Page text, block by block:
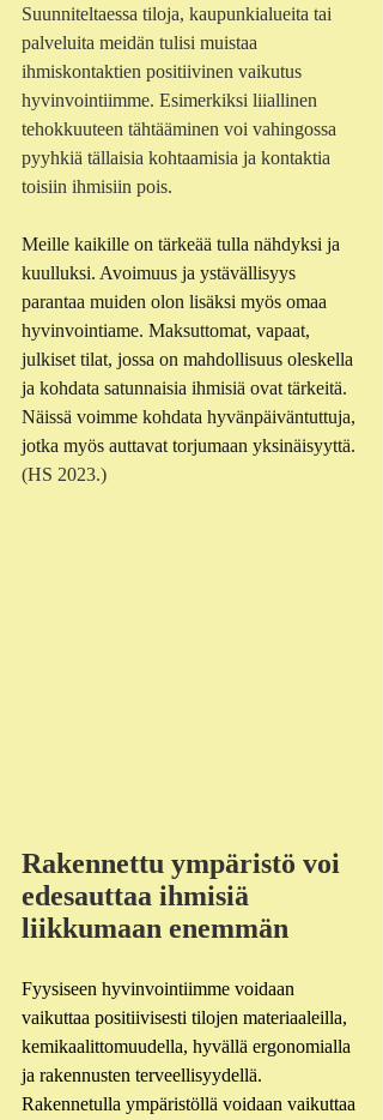
Suunniteltaessa tiloja, kaupunkialueita tai
palveluita meidän tulisi muistaa
ihmiskontaktien positiivinen vaikutus
hyvinvointiimme. Esimerkiksi liiallinen
tehokkuuteen tähtääminen voi vahingossa
pyyhkiä tällaisia kohtaamisia ja kontaktia
toisiin ihmisiin pois.
Meille kaikille on tärkeää tulla nähdyksi ja
kuulluksi. Avoimuus ja ystävällisyys
parantaa muiden olon lisäksi myös omaa
hyvinvointiame. Maksuttomat, vapaat,
julkiset tilat, jossa on mahdollisuus oleskella
ja kohdata satunnaisia ihmisiä ovat tärkeitä.
Näissä voimme kohdata hyvänpäiväntuttuja,
jotka myös auttavat torjumaan yksinäisyyttä.
(HS 2023.)
Rakennettu ympäristö voi
edesauttaa ihmisiä
liikkumaan enemmän
Fyysiseen hyvinvointiimme voidaan
vaikuttaa positiivisesti tilojen materiaaleilla,
kemikaalittomuudella, hyvällä ergonomialla
ja rakennusten terveellisyydellä.
Rakennetulla ympäristöllä voidaan vaikuttaa